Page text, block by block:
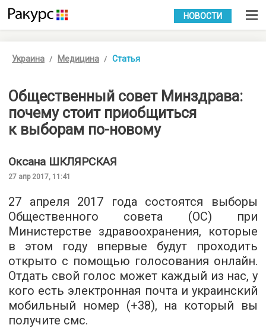
УКР РУС
НОВОСТИ
Украина Медицина Статья
Общественный совет Минздрава:
почему стоит приобщиться
к выборам по-новому
Оксана ШКЛЯРСКАЯ
27 апр 2017, 11:41
27 апреля 2017 года состоятся выборы
Общественного совета (ОС) при
Министерстве здравоохранения, которые
в этом году впервые будут проходить
открыто с помощью голосования онлайн.
Отдать свой голос может каждый из нас, у
кого есть электронная почта и украинский
мобильный номер (+38), на который вы
получите смс.